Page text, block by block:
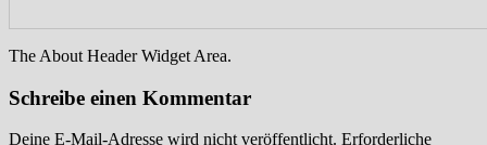
The About Header Widget Area.
Schreibe einen Kommentar
Deine E-Mail-Adresse wird nicht veröffentlicht. Erforderliche